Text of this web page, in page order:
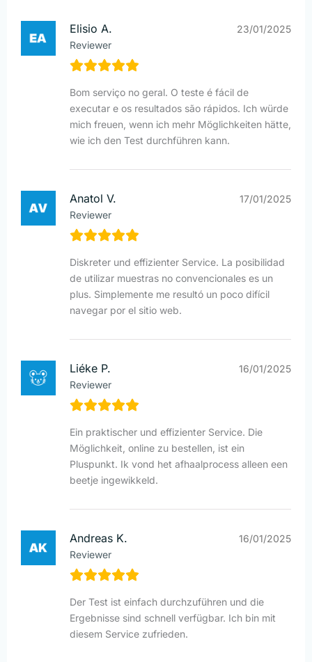
Elisio A.
Reviewer
23/01/2025
Bom serviço no geral. O teste é fácil de
executar e os resultados são rápidos. Ich würde
mich freuen, wenn ich mehr Möglichkeiten hätte,
wie ich den Test durchführen kann.
Anatol V.
Reviewer
17/01/2025
Diskreter und effizienter Service. La posibilidad
de utilizar muestras no convencionales es un
plus. Simplemente me resultó un poco difícil
navegar por el sitio web.
Liéke P.
Reviewer
16/01/2025
Ein praktischer und effizienter Service. Die
Möglichkeit, online zu bestellen, ist ein
Pluspunkt. Ik vond het afhaalprocess alleen een
beetje ingewikkeld.
Andreas K.
Reviewer
16/01/2025
Der Test ist einfach durchzuführen und die
Ergebnisse sind schnell verfügbar. Ich bin mit
diesem Service zufrieden.